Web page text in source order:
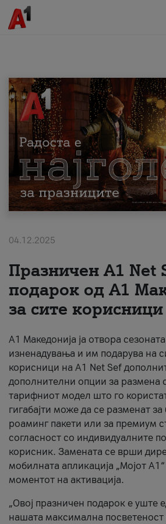
МК EN SQ
Приватни Деловни
Поддршка
Надополни кредит
За нас
#ПодобарОнлајн
04.12.2025
Празничен A1 Net
подарок од А1
за сите корисници
А1 Македонија ја отвора
изненадувања и им подарува на
корисници на A1 Net Sef
дополнителни опции за размена
тарифниот модел што го
гигабајти може да се разменат за
роаминг пакети или за премиум
согласност со индивидуалните
корисник. Замената се врши
мобилната апликација „Мојот
моментот на активација.
„Овој празничен подарок е уште
нашата максимална